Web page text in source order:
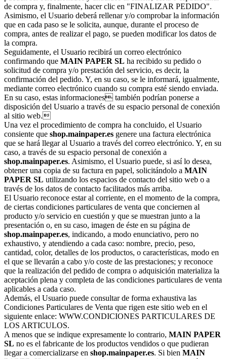
de compra y, finalmente, hacer clic en "FINALIZAR PEDIDO".
Asimismo, el Usuario deberá rellenar y/o comprobar la información
que en cada paso se le solicita, aunque, durante el proceso de
compra, antes de realizar el pago, se pueden modificar los datos de
la compra.
Seguidamente, el Usuario recibirá un correo electrónico
confirmando que MAIN PAPER SL ha recibido su pedido o
solicitud de compra y/o prestación del servicio, es decir, la
confirmación del pedido. Y, en su caso, se le informará, igualmente,
mediante correo electrónico cuando su compra esté siendo enviada.
En su caso, estas informaciones también podrían ponerse a
disposición del Usuario a través de su espacio personal de conexión
al sitio web.
Una vez el procedimiento de compra ha concluido, el Usuario
consiente que shop.mainpaper.es genere una factura electrónica
que se hará llegar al Usuario a través del correo electrónico. Y, en su
caso, a través de su espacio personal de conexión a
shop.mainpaper.es. Asimismo, el Usuario puede, si así lo desea,
obtener una copia de su factura en papel, solicitándolo a MAIN
PAPER SL utilizando los espacios de contacto del sitio web o a
través de los datos de contacto facilitados más arriba.
El Usuario reconoce estar al corriente, en el momento de la compra,
de ciertas condiciones particulares de venta que conciernen al
producto y/o servicio en cuestión y que se muestran junto a la
presentación o, en su caso, imagen de éste en su página de
shop.mainpaper.es, indicando, a modo enunciativo, pero no
exhaustivo, y atendiendo a cada caso: nombre, precio, peso,
cantidad, color, detalles de los productos, o características, modo en
el que se llevarán a cabo y/o coste de las prestaciones; y reconoce
que la realización del pedido de compra o adquisición materializa la
aceptación plena y completa de las condiciones particulares de venta
aplicables a cada caso.
Además, el Usuario puede consultar de forma exhaustiva las
Condiciones Particulares de Venta que rigen este sitio web en el
siguiente enlace: WWW.CONDICIONES PARTICULARES DE
LOS ARTICULOS.
A menos que se indique expresamente lo contrario, MAIN PAPER
SL no es el fabricante de los productos vendidos o que pudieran
llegar a comercializarse en shop.mainpaper.es. Si bien MAIN